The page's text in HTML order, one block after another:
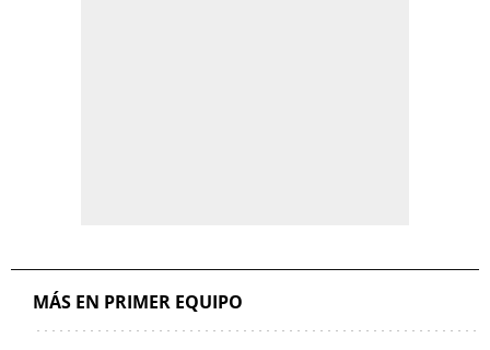
MÁS EN PRIMER EQUIPO